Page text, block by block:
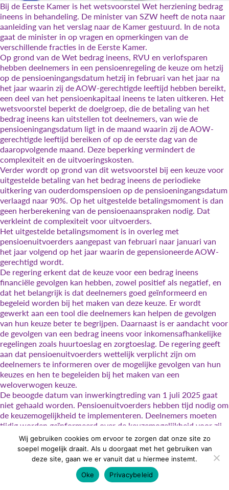
Bij de Eerste Kamer is het wetsvoorstel Wet herziening bedrag
ineens in behandeling. De minister van SZW heeft de nota naar
aanleiding van het verslag naar de Kamer gestuurd. In de nota
gaat de minister in op vragen en opmerkingen van de
verschillende fracties in de Eerste Kamer.
Op grond van de Wet bedrag ineens, RVU en verlofsparen
hebben deelnemers in een pensioenregeling de keuze om hetzij
op de pensioeningangsdatum hetzij in februari van het jaar na
het jaar waarin zij de AOW-gerechtigde leeftijd hebben bereikt,
een deel van het pensioenkapitaal ineens te laten uitkeren. Het
wetsvoorstel beperkt de doelgroep, die de betaling van het
bedrag ineens kan uitstellen tot deelnemers, van wie de
pensioeningangsdatum ligt in de maand waarin zij de AOW-
gerechtigde leeftijd bereiken of op de eerste dag van de
daaropvolgende maand. Deze beperking vermindert de
complexiteit en de uitvoeringskosten.
Verder wordt op grond van dit wetsvoorstel bij een keuze voor
uitgestelde betaling van het bedrag ineens de periodieke
uitkering van ouderdomspensioen op de pensioeningangsdatum
verlaagd naar 90%. Op het uitgestelde betalingsmoment is dan
geen herberekening van de pensioenaanspraken nodig. Dat
verkleint de complexiteit voor uitvoerders.
Het uitgestelde betalingsmoment is in overleg met
pensioenuitvoerders aangepast van februari naar januari van
het jaar volgend op het jaar waarin de gepensioneerde AOW-
gerechtigd wordt.
De regering erkent dat de keuze voor een bedrag ineens
financiële gevolgen kan hebben, zowel positief als negatief, en
dat het belangrijk is dat deelnemers goed geïnformeerd en
begeleid worden bij het maken van deze keuze. Er wordt
gewerkt aan een tool die deelnemers kan helpen de gevolgen
van hun keuze beter te begrijpen. Daarnaast is er aandacht voor
de gevolgen van een bedrag ineens voor inkomensafhankelijke
regelingen zoals huurtoeslag en zorgtoeslag. De regering geeft
aan dat pensioenuitvoerders wettelijk verplicht zijn om
deelnemers te informeren over de mogelijke gevolgen van hun
keuzes en hen te begeleiden bij het maken van een
weloverwogen keuze.
De beoogde datum van inwerkingtreding van 1 juli 2025 gaat
niet gehaald worden. Pensioenuitvoerders hebben tijd nodig om
de keuzemogelijkheid te implementeren. Deelnemers moeten
tijdig worden geïnformeerd over de keuzemogelijkheid voor zij
met pensioen gaan. De regering onderzoekt of uitstel wenselijk
is en zo ja, naar welke datum. Uitstel naar 1 juli 2026 lijkt
realistisch.
Auteur
Geplaatst
20 februari 2025Categorieën
Sociale verzekeringen
Wij gebruiken cookies om ervoor te zorgen dat onze site zo
soepel mogelijk draait. Als u doorgaat met het gebruiken van
deze site, gaan we er vanuit dat u hiermee instemt.
Oke
Privacybeleid